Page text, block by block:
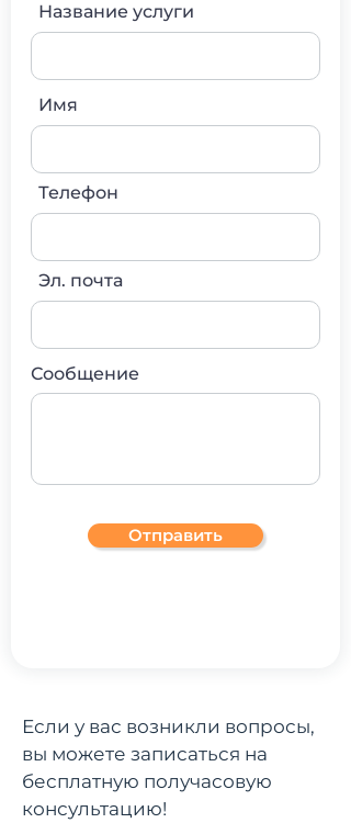
Название услуги
Имя
Телефон
Эл. почта
Сообщение
Отправить
Если у вас возникли вопросы,
вы можете записаться на
бесплатную получасовую
консультацию!